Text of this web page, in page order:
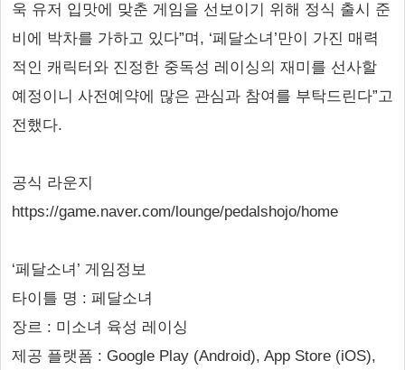
욱 유저 입맛에 맞춘 게임을 선보이기 위해 정식 출시 준
비에 박차를 가하고 있다”며, ‘페달소녀’만이 가진 매력
적인 캐릭터와 진정한 중독성 레이싱의 재미를 선사할
예정이니 사전예약에 많은 관심과 참여를 부탁드린다”고
전했다.
공식 라운지
https://game.naver.com/lounge/pedalshojo/home
‘페달소녀’ 게임정보
타이틀 명 : 페달소녀
장르 : 미소녀 육성 레이싱
제공 플랫폼 : Google Play (Android), App Store (iOS),